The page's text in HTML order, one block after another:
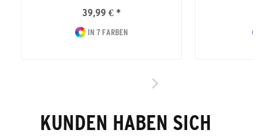
39,99 € *
IN 7 FARBEN
KUNDEN HABEN SICH